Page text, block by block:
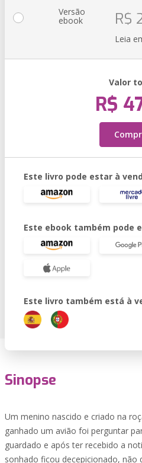
Versão
ebook R$
Leia
Valor
R$
Este livro pode estar à
Este ebook também pode
Este livro também está à
Sinopse
Um menino nascido e criado na
ganhado um avião foi perguntar
guardado e após ter recebido a
sonhado ficou decepicionado, não